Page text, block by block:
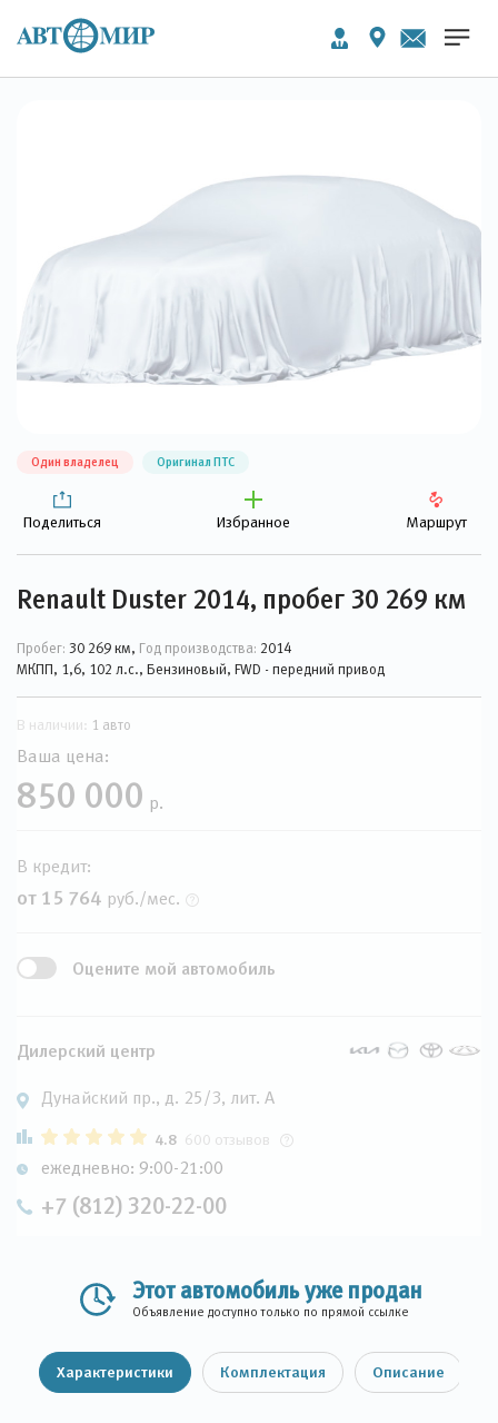
Один владелец Оригинал ПТС
Поделиться Избранное Маршрут
Renault Duster 2014, пробег 30 269 км
Пробег: 30 269 км, Год производства: 2014
МКПП, 1,6, 102 л.с., Бензиновый, FWD - передний привод
В наличии: 1 авто
Ваша цена:
850 000 р.
В кредит:
от 15 764 руб./мес.
Оцените мой автомобиль
Дилерский центр
Дунайский пр., д. 25/3, лит. А
4.8 600 отзывов
ежедневно: 9:00-21:00
+7 (812) 320-22-00
Этот автомобиль уже продан
Объявление доступно только по прямой ссылке
Характеристики Комплектация Описание